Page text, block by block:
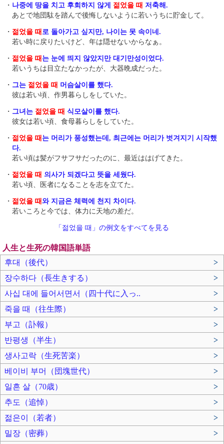
・ 나중에 땅을 치고 후회하지 않게 젊었을 때 저축해.
あとで地団駄を踏んで後悔しないように若いうちに貯金して。
・ 젊었을 때 로 돌아가고 싶지만, 나이는 못 속이네.
若い時に戻りたいけど、年は隠せないからなぁ。
・ 젊었을 때 는 눈에 띄지 않았지만 대기만성이었다.
若いうちは目立たなかったが、大器晩成だった。
・ 그는 젊었을 때 머슴살이를 했다.
彼は若い頃、作男暮らしをしていた。
・ 그녀는 젊었을 때 식모살이를 했다.
彼女は若い頃、食母暮らしをしていた。
・ 젊었을 때 는 머리가 풍성했는데, 최근에는 머리가 벗겨지기 시작했
다.
若い頃は髪がフサフサだったのに、最近ははげてきた。
・ 젊었을 때 의사가 되겠다고 뜻을 세웠다.
若い頃、医者になることを志を立てた。
・ 젊었을 때 와 지금은 체력에 천지 차이다.
若いころと今では、体力に天地の差だ。
「젊었을 때」の例文をすべてを見る
人生と生死の韓国語単語
후대（後代）
>
장수하다（長生きする）
>
사십 대에 들어서면서（四十代に入っ..
>
죽을 때（往生際）
>
부고（訃報）
>
반평생（半生）
>
생사고락（生死苦楽）
>
베이비 부머（団塊世代）
>
일흔 살（70歳）
>
추도（追悼）
>
젊은이（若者）
>
밀장（密葬）
>